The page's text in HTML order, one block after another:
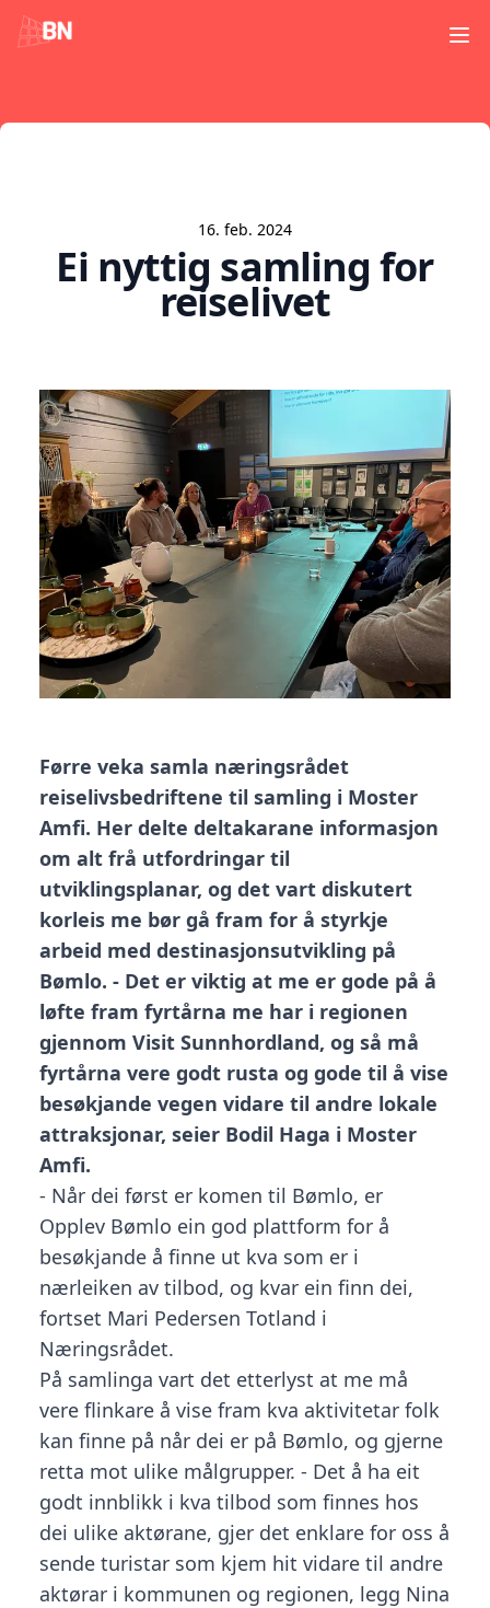
16. feb. 2024
Ei nyttig samling for
reiselivet
Førre veka samla næringsrådet
reiselivsbedriftene til samling i Moster
Amfi. Her delte deltakarane informasjon
om alt frå utfordringar til
utviklingsplanar, og det vart diskutert
korleis me bør gå fram for å styrkje
arbeid med destinasjonsutvikling på
Bømlo. - Det er viktig at me er gode på å
løfte fram fyrtårna me har i regionen
gjennom Visit Sunnhordland, og så må
fyrtårna vere godt rusta og gode til å vise
besøkjande vegen vidare til andre lokale
attraksjonar, seier Bodil Haga i Moster
Amfi.
- Når dei først er komen til Bømlo, er
Opplev Bømlo ein god plattform for å
besøkjande å finne ut kva som er i
nærleiken av tilbod, og kvar ein finn dei,
fortset Mari Pedersen Totland i
Næringsrådet.
På samlinga vart det etterlyst at me må
vere flinkare å vise fram kva aktivitetar folk
kan finne på når dei er på Bømlo, og gjerne
retta mot ulike målgrupper. - Det å ha eit
godt innblikk i kva tilbod som finnes hos
dei ulike aktørane, gjer det enklare for oss å
sende turistar som kjem hit vidare til andre
aktørar i kommunen og regionen, legg Nina